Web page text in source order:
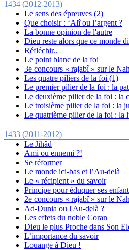
1434 (2012-2013)
Le sens des épreuves (2)
Que choisir : ‘Alî ou l’argent ?
La bonne opinion de l'autre
Dieu reste alors que ce monde
Réfléchir..
Le point blanc de la foi
3e concours « rajabî » sur le
Les quatre piliers de la foi (1)
Le premier pilier de la foi : la
Le deuxième pilier de la foi : la
Le troisième pilier de la foi : la
Le quatrième pilier de la foi : la
1433 (2011-2012)
Le Jihâd
Ami ou ennemi ?!
Se réformer
Le monde ici-bas et l’Au-delà
Le « récipient » du savoir
Principe pour éduquer ses
2e concours « rajabî » sur le
Ad-Dunia ou l'Au-delà ?
Les effets du noble Coran
Dieu le plus Proche dans Son
L’importance du savoir
Louange à Dieu !